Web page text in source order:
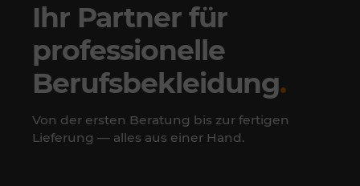
Ihr Partner für
professionelle
Berufsbekleidung.
Von der ersten Beratung bis zur fertigen
Lieferung — alles aus einer Hand.